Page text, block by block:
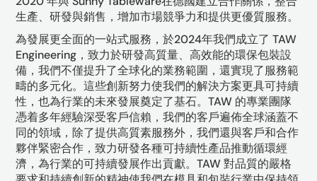
生產、研發與銷售，增加市場競爭力和提供更優質服務。
為發展更全面的一站式服務，於2024年我們成立了 TAW
Engineering，致力於研發高質量、高效能的環保包裝設
備，我們不僅提升了全球化的業務範圍，還實現了服務範
疇的多元化。這些創新努力使我們的解決方案更具可持續
性，也為行業的未來發展奠定了基石。TAW 的專業團隊
憑着多年經驗深受客戶信賴，我們的客戶遍佈全球涵蓋不
同的領域，除了提供高質素服務外，我們還與客戶和合作
夥伴緊密合作，致力研發各種可持續性產品推動循環經
濟，為行業的可持續發展作出貢獻。TAW 對品質的嚴格